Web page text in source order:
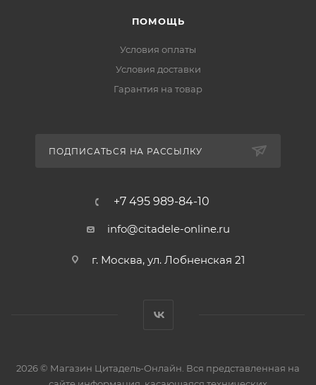
ПОМОЩЬ
Условия оплаты
Условия доставки
Гарантия на товар
ПОДПИСАТЬСЯ НА РАССЫЛКУ
+7 495 989-84-10
info@citadele-online.ru
г. Москва, ул. Лобненская 21
2026 © Магазин Цитадель-Онлайн. Вся представленная на